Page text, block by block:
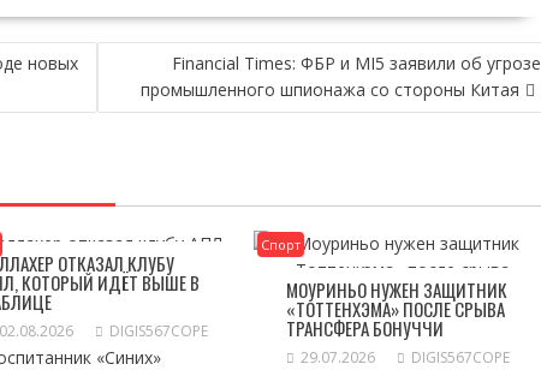
новых
Financial Times: ФБР и MI5 заявили об угрозе
промышленного шпионажа со стороны Китая
ОТКАЗАЛ КЛУБУ
КОТОРЫЙ ИДЁТ ВЫШЕ В
02.08.2026 DIGIS567COPE
«Синих»
Спорт
МОУРИНЬО НУЖЕН ЗАЩИТНИК
«ТОТТЕНХЭМА» ПОСЛЕ СРЫВА
ТРАНСФЕРА БОНУЧЧИ
29.07.2026 DIGIS567COPE